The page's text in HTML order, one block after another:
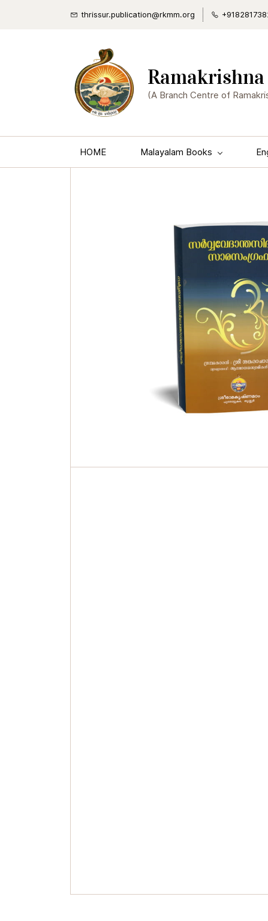
thrissur.publication@rkmm.org
(A Branch Centre of
HOME Malayalam Books